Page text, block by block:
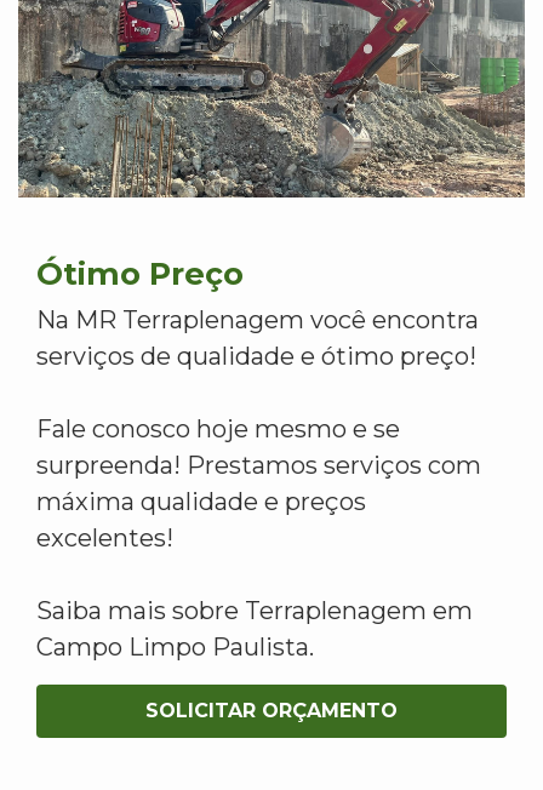
Ótimo Preço
Na MR Terraplenagem você encontra
serviços de qualidade e ótimo preço!
Fale conosco hoje mesmo e se
surpreenda! Prestamos serviços com
máxima qualidade e preços
excelentes!
Saiba mais sobre Terraplenagem em
Campo Limpo Paulista.
SOLICITAR ORÇAMENTO